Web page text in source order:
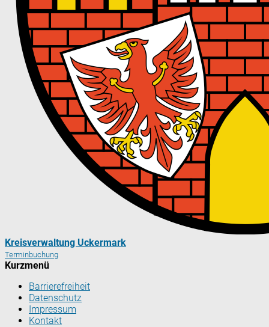
Kreisverwaltung Uckermark
Terminbuchung
Kurzmenü
Barrierefreiheit
Datenschutz
Impressum
Kontakt